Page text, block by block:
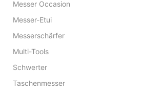
Messer Occasion
Messer-Etui
Messerschärfer
Multi-Tools
Schwerter
Taschenmesser